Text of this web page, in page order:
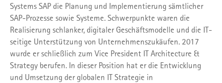
Systems SAP die Planung und Implementierung sämtlicher
SAP-Prozesse sowie Systeme. Schwerpunkte waren die
Realisierung schlanker, digitaler Geschäftsmodelle und die IT-
seitige Unterstützung von Unternehmenszukäufen. 2017
wurde er schließlich zum Vice President IT Architecture &
Strategy berufen. In dieser Position hat er die Entwicklung
und Umsetzung der globalen IT Strategie in